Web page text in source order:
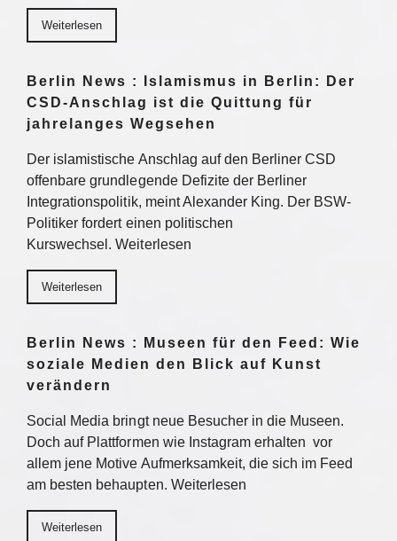
Weiterlesen
Berlin News : Islamismus in Berlin: Der
CSD-Anschlag ist die Quittung für
jahrelanges Wegsehen
Der islamistische Anschlag auf den Berliner CSD
offenbare grundlegende Defizite der Berliner
Integrationspolitik, meint Alexander King. Der BSW-
Politiker fordert einen politischen
Kurswechsel. Weiterlesen
Weiterlesen
Berlin News : Museen für den Feed: Wie
soziale Medien den Blick auf Kunst
verändern
Social Media bringt neue Besucher in die Museen.
Doch auf Plattformen wie Instagram erhalten vor
allem jene Motive Aufmerksamkeit, die sich im Feed
am besten behaupten. Weiterlesen
Weiterlesen